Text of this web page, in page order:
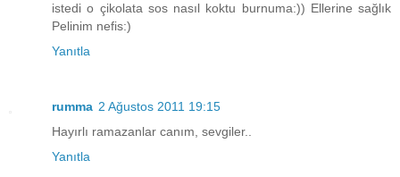
istedi o çikolata sos nasıl koktu burnuma:)) Ellerine sağlık
Pelinim nefis:)
Yanıtla
rumma 2 Ağustos 2011 19:15
Hayırlı ramazanlar canım, sevgiler..
Yanıtla